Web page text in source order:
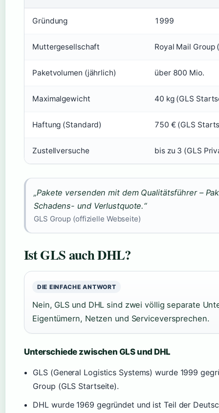
Gründung 1999
Muttergesellschaft Royal Mail Group
Paketvolumen (jährlich) über 800 Mio.
Maximalgewicht 40 kg (GLS
Haftung (Standard) 750 € (GLS
Zustellversuche bis zu 3 (GLS
„Pakete versenden mit dem Qualitätsführer –
Schadens- und Verlustquote.“
GLS Group (offizielle Webseite)
Ist GLS auch DHL?
DIE EINFACHE ANTWORT
Nein, GLS und DHL sind zwei völlig separate
Eigentümern, Netzen und Serviceversprechen.
Unterschiede zwischen GLS und DHL
GLS (General Logistics Systems) wurde 1999
Group (GLS Startseite).
DHL wurde 1969 gegründet und ist Teil der